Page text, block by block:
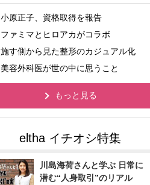
小原正子、資格取得を報告
ファミマとヒロアカがコラボ
施す側から見た整形のカジュアル化
美容外科医が世の中に思うこと
もっと見る
川島海荷さんと学ぶ 日常に
潜む“人身取引”のリアル